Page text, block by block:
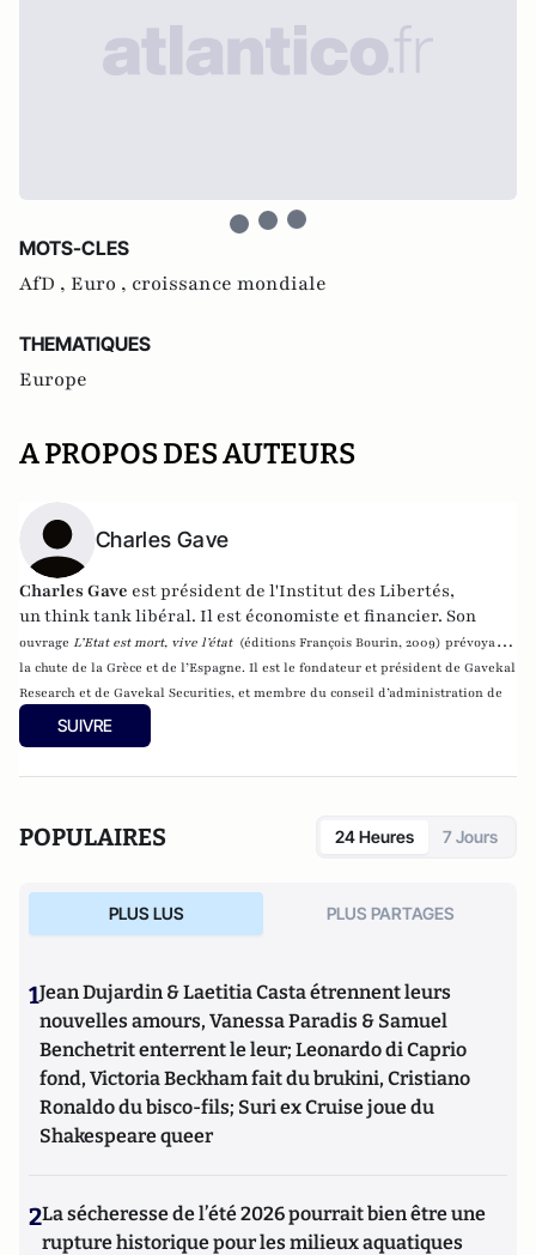
MOTS-CLES
AfD , Euro , croissance mondiale
THEMATIQUES
Europe
A PROPOS DES AUTEURS
Charles Gave
Charles Gave est président de l'Institut des Libertés,
unthink tanklibéral. Il est économiste et financier. Son
ouvrage L’Etat est mort, vive l’état (éditions François Bourin, 2009) prévoyait
la chute de la Grèce et de l’Espagne. Il est le fondateur et président de Gavekal
Research et de Gavekal Securities, et membre du conseil d’administration de
SUIVRE
POPULAIRES 24 Heures 7 Jours
PLUS LUS PLUS PARTAGES
1Jean Dujardin & Laetitia Casta étrennent leurs
nouvelles amours, Vanessa Paradis & Samuel
Benchetrit enterrent le leur; Leonardo di Caprio
fond, Victoria Beckham fait du brukini, Cristiano
Ronaldo du bisco-fils; Suri ex Cruise joue du
Shakespeare queer
2La sécheresse de l’été 2026 pourrait bien être une
rupture historique pour les milieux aquatiques